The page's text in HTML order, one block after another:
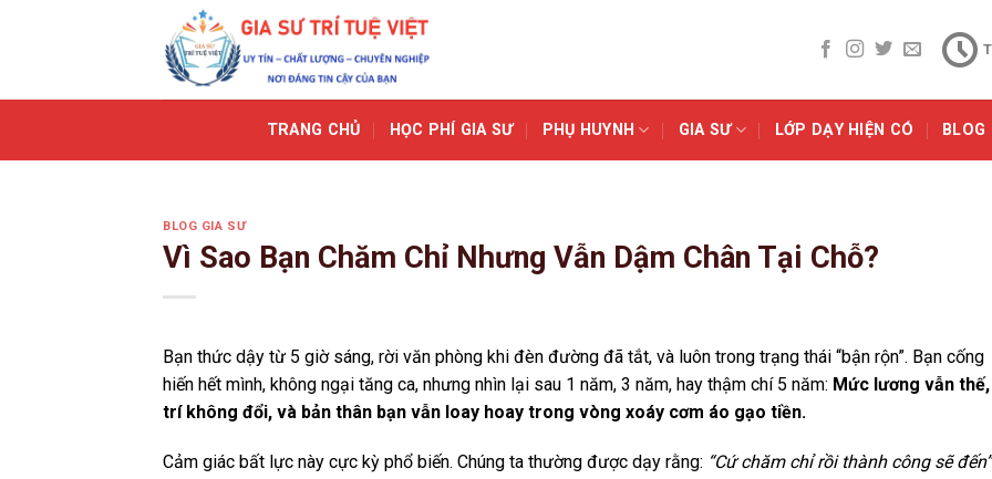
TRANG CHỦ HỌC PHÍ GIA SƯ PHỤ HUYNH GIA SƯ LỚP DẠY HIỆN CÓ BLOG
BLOG GIA SƯ
Vì Sao Bạn Chăm Chỉ Nhưng Vẫn Dậm Chân Tại Chỗ?
Bạn thức dậy từ 5 giờ sáng, rời văn phòng khi đèn đường đã tắt, và luôn trong trạng thái “bận rộn”. Bạn cống
hiến hết mình, không ngại tăng ca, nhưng nhìn lại sau 1 năm, 3 năm, hay thậm chí 5 năm: Mức lương vẫn
trí không đổi, và bản thân bạn vẫn loay hoay trong vòng xoáy cơm áo gạo tiền.
Cảm giác bất lực này cực kỳ phổ biến. Chúng ta thường được dạy rằng: “Cứ chăm chỉ rồi thành công sẽ đến”